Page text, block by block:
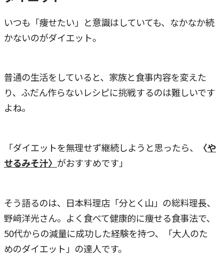
いつも「痩せたい」と意識はしていても、なかなか続
かないのがダイエット。
普通の生活をしていると、家族と食事内容を変えた
り、ふだん作らないレシピに挑戦するのは難しいです
よね。
「ダイエットを無理せず継続しようと思ったら、 〈や
せるみそ汁〉 がおすすめです」
そう語るのは、日本料理店「分とく山」の総料理長、
野﨑洋光さん。よく食べて健康的に痩せる食事法で、
50代からの減量に成功した経験を持つ、「大人のた
めのダイエット」の達人です。